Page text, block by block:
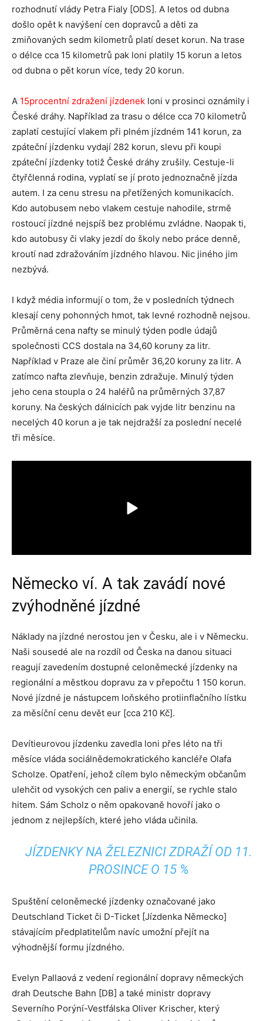
rozhodnutí vlády Petra Fialy [ODS]. A letos od dubna
došlo opět k navýšení cen dopravců a děti za
zmiňovaných sedm kilometrů platí deset korun. Na trase
o délce cca 15 kilometrů pak loni platily 15 korun a letos
od dubna o pět korun více, tedy 20 korun.
A 15procentní zdražení jízdenek loni v prosinci oznámily i
České dráhy. Například za trasu o délce cca 70 kilometrů
zaplatí cestující vlakem při plném jízdném 141 korun, za
zpáteční jízdenku vydají 282 korun, slevu při koupi
zpáteční jízdenky totiž České dráhy zrušily. Cestuje-li
čtyřčlenná rodina, vyplatí se jí proto jednoznačně jízda
autem. I za cenu stresu na přetížených komunikacích.
Kdo autobusem nebo vlakem cestuje nahodile, strmě
rostoucí jízdné nejspíš bez problému zvládne. Naopak ti,
kdo autobusy či vlaky jezdí do školy nebo práce denně,
kroutí nad zdražováním jízdného hlavou. Nic jiného jim
nezbývá.
I když média informují o tom, že v posledních týdnech
klesají ceny pohonných hmot, tak levné rozhodně nejsou.
Průměrná cena nafty se minulý týden podle údajů
společnosti CCS dostala na 34,60 koruny za litr.
Například v Praze ale činí průměr 36,20 koruny za litr. A
zatímco nafta zlevňuje, benzin zdražuje. Minulý týden
jeho cena stoupla o 24 haléřů na průměrných 37,87
koruny. Na českých dálnicích pak vyjde litr benzinu na
necelých 40 korun a je tak nejdražší za poslední necelé
tři měsíce.
Německo ví. A tak zavádí nové
zvýhodněné jízdné
Náklady na jízdné nerostou jen v Česku, ale i v Německu.
Naši sousedé ale na rozdíl od Česka na danou situaci
reagují zavedením dostupné celoněmecké jízdenky na
regionální a městkou dopravu za v přepočtu 1 150 korun.
Nové jízdné je nástupcem loňského protiinflačního lístku
za měsíční cenu devět eur [cca 210 Kč].
Devítieurovou jízdenku zavedla loni přes léto na tři
měsíce vláda sociálnědemokratického kancléře Olafa
Scholze. Opatření, jehož cílem bylo německým občanům
ulehčit od vysokých cen paliv a energií, se rychle stalo
hitem. Sám Scholz o něm opakovaně hovoří jako o
jednom z nejlepších, které jeho vláda učinila.
JÍZDENKY NA ŽELEZNICI ZDRAŽÍ OD 11.
PROSINCE O 15 %
Spuštění celoněmecké jízdenky označované jako
Deutschland Ticket či D-Ticket [Jízdenka Německo]
stávajícím předplatitelům navíc umožní přejít na
výhodnější formu jízdného.
Evelyn Pallaová z vedení regionální dopravy německých
drah Deutsche Bahn [DB] a také ministr dopravy
Severního Porýní-Vestfálska Oliver Krischer, který